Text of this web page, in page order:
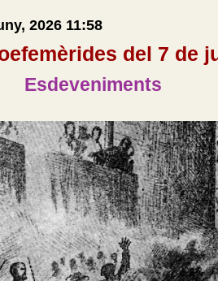
2026 11:58
del 7 de
Esdeveniments